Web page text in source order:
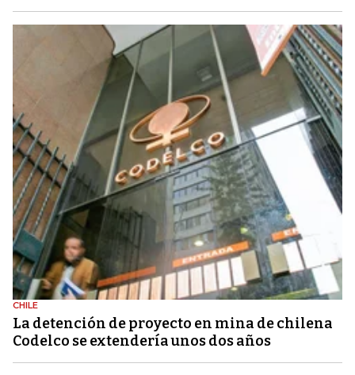
CHILE
La detención de proyecto en mina de chilena
Codelco se extendería unos dos años